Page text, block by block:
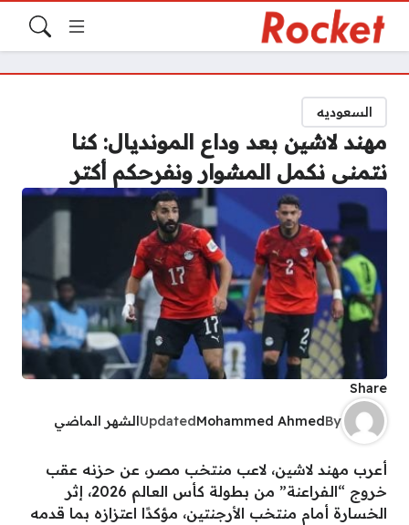
السعوديه
مهند لاشين بعد وداع المونديال: كنا
نتمنى نكمل المشوار ونفرحكم أكتر
Share
By
Mohammed Ahmed
Updatedالشهر الماضي
أعرب مهند لاشين، لاعب منتخب مصر، عن حزنه عقب
خروج “الفراعنة” من بطولة كأس العالم 2026، إثر
الخسارة أمام منتخب الأرجنتين، مؤكدًا اعتزازه بما قدمه